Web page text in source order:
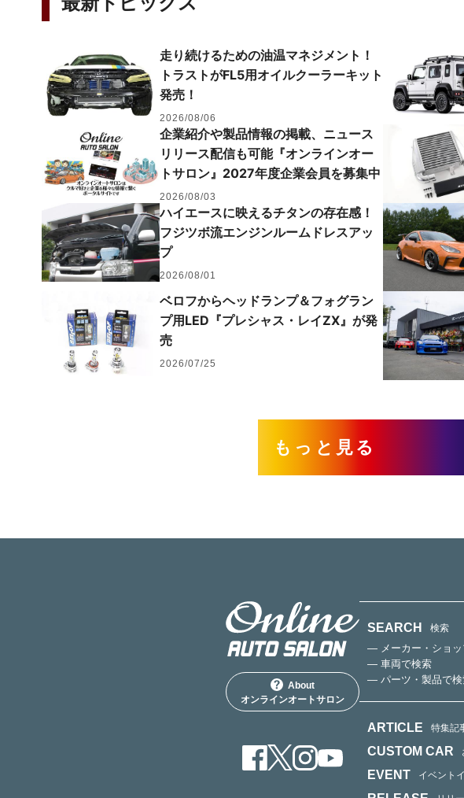
走り続けるための油温マネジメント！
トラストがFL5用オイルクーラーキット
発売！
2026/08/06
企業紹介や製品情報の掲載、ニュース
リリース配信も可能『オンラインオー
トサロン』2027年度企業会員を募集中
2026/08/03
ハイエースに映えるチタンの存在感！
フジツボ流エンジンルームドレスアッ
プ
2026/08/01
ベロフからヘッドランプ＆フォグラン
プ用LED『プレシャス・レイZX』が発
売
2026/07/25
もっと見る
About
オンラインオートサロン
SEARCH 検索
— メーカー・ショッ
— 車両で検索
— パーツ・製品で検
ARTICLE 特集記
CUSTOM CAR
EVENT イベント